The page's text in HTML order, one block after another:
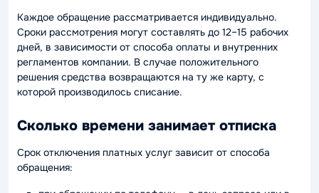
Каждое обращение рассматривается индивидуально.
Сроки рассмотрения могут составлять до 12–15 рабочих
дней, в зависимости от способа оплаты и внутренних
регламентов компании. В случае положительного
решения средства возвращаются на ту же карту, с
которой производилось списание.
Сколько времени занимает отписка
Срок отключения платных услуг зависит от способа
обращения: